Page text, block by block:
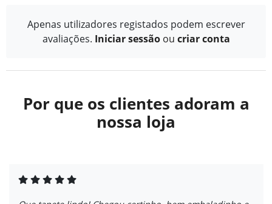
Apenas utilizadores registados podem escrever
avaliações. Iniciar sessão ou criar conta
Por que os clientes adoram a
nossa loja